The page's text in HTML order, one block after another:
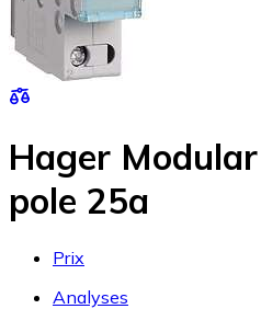
Hager
pole 25a
Prix
Analyses